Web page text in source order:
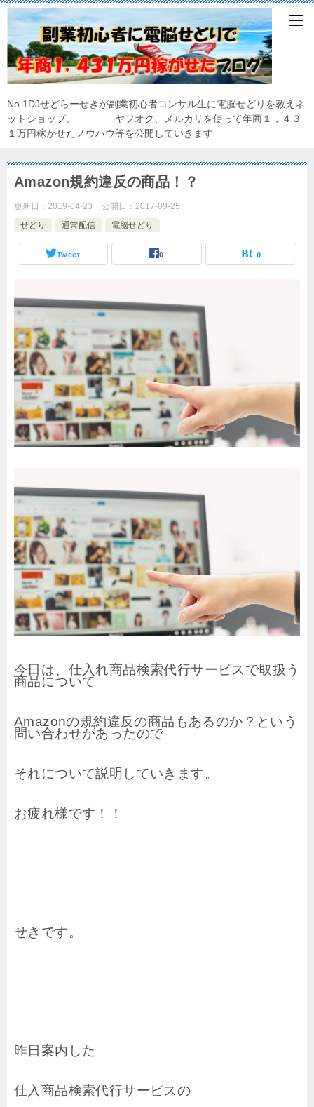
No.1DJせどらーせきが副業初心者コンサル生に電脳せどりを教えネ
ットショップ、 ヤフオク、メルカリを使って年商１，４３
１万円稼がせたノウハウ等を公開していきます
Amazon規約違反の商品！？
更新日： 2019-04-23 公開日： 2017-09-25
せどり
通常配信 電脳せどり
Tweet 0 0
今日は、仕入れ商品検索代行サービスで取扱う
商品について
Amazonの規約違反の商品もあるのか？という
問い合わせがあったので
それについて説明していきます。
お疲れ様です！！
せきです。
昨日案内した
仕入商品検索代行サービスの